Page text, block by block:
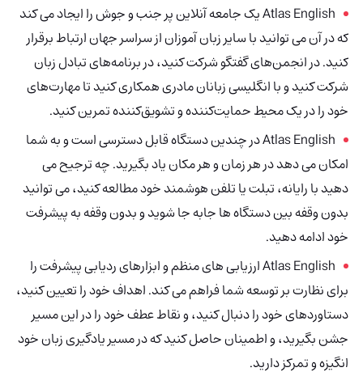
Atlas English یک جامعه آنلاین پر جنب و جوش را ایجاد می کند
که در آن می توانید با سایر زبان آموزان از سراسر جهان ارتباط برقرار
کنید. در انجمن‌های گفتگو شرکت کنید، در برنامه‌های تبادل زبان
شرکت کنید و با انگلیسی زبانان مادری همکاری کنید تا مهارت‌های
خود را در یک محیط حمایت‌کننده و تشویق‌کننده تمرین کنید.
Atlas Englishدر چندین دستگاه قابل دسترسی است و به شما
امکان می دهد در هر زمان و هر مکان یاد بگیرید. چه ترجیح می
دهید با رایانه، تبلت یا تلفن هوشمند خود مطالعه کنید، می توانید
بدون وقفه بین دستگاه ها جابه جا شوید و بدون وقفه به پیشرفت
خود ادامه دهید.
Atlas English ارزیابی های منظم و ابزارهای ردیابی پیشرفت را
برای نظارت بر توسعه شما فراهم می کند. اهداف خود را تعیین کنید،
دستاوردهای خود را دنبال کنید، و نقاط عطف خود را در این مسیر
جشن بگیرید، و اطمینان حاصل کنید که در مسیر یادگیری زبان خود
انگیزه و تمرکز دارید.